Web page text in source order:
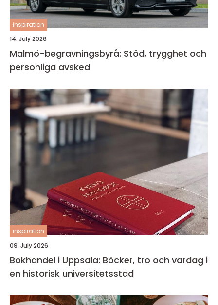
inspiration
14. July 2026
Malmö-begravningsbyrå: Stöd, trygghet och
personliga avsked
inspiration
09. July 2026
Bokhandel i Uppsala: Böcker, tro och vardag i
en historisk universitetsstad